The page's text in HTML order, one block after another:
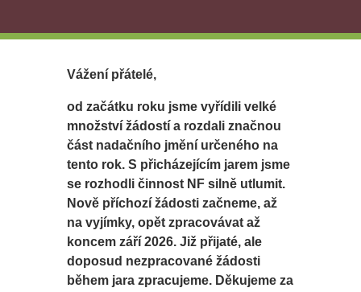
Vážení přátelé,
od začátku roku jsme vyřídili velké
množství žádostí a rozdali značnou
část nadačního jmění určeného na
tento rok. S přicházejícím jarem jsme
se rozhodli činnost NF silně utlumit.
Nově příchozí žádosti začneme, až
na vyjímky, opět zpracovávat až
koncem září 2026. Již přijaté, ale
doposud nezpracované žádosti
během jara zpracujeme. Děkujeme za